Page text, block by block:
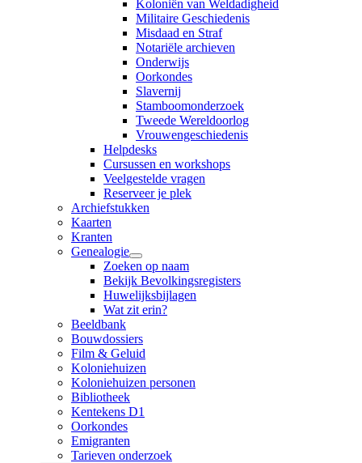
Koloniën van Weldadigheid
Militaire Geschiedenis
Misdaad en Straf
Notariële archieven
Onderwijs
Oorkondes
Slavernij
Stamboomonderzoek
Tweede Wereldoorlog
Vrouwengeschiedenis
Helpdesks
Cursussen en workshops
Veelgestelde vragen
Reserveer je plek
Archiefstukken
Kaarten
Kranten
Genealogie
Zoeken op naam
Bekijk Bevolkingsregisters
Huwelijksbijlagen
Wat zit erin?
Beeldbank
Bouwdossiers
Film & Geluid
Koloniehuizen
Koloniehuizen personen
Bibliotheek
Kentekens D1
Oorkondes
Emigranten
Tarieven onderzoek